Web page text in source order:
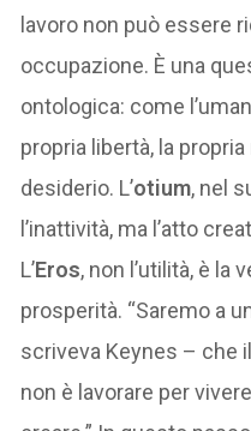
lavoro non può essere
occupazione. È una
ontologica: come
propria libertà, la
desiderio. L’otium, nel
l’inattività, ma l’atto
L’Eros, non l’utilità, è la
prosperità. “Saremo a
scriveva Keynes – che
non è lavorare per